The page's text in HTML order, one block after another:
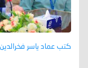
كتب عماد ياسر فخرالدين